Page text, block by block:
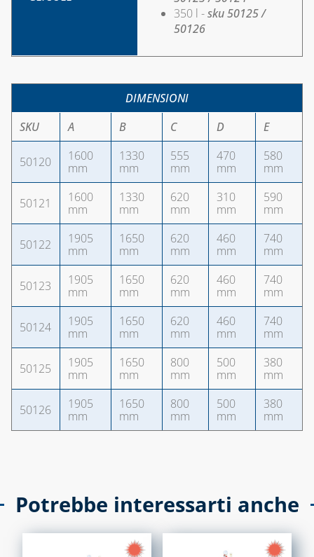
350 l -sku 50125 /
50126
DIMENSIONI
SKU
A B C D E
50120
1600
mm
1330
mm
555
mm
470
mm
580
mm
50121
1600
mm
1330
mm
620
mm
310
mm
590
mm
50122
1905
mm
1650
mm
620
mm
460
mm
740
mm
50123
1905
mm
1650
mm
620
mm
460
mm
740
mm
50124
1905
mm
1650
mm
620
mm
460
mm
740
mm
50125
1905
mm
1650
mm
800
mm
500
mm
380
mm
50126
1905
mm
1650
mm
800
mm
500
mm
380
mm
Potrebbe interessarti anche